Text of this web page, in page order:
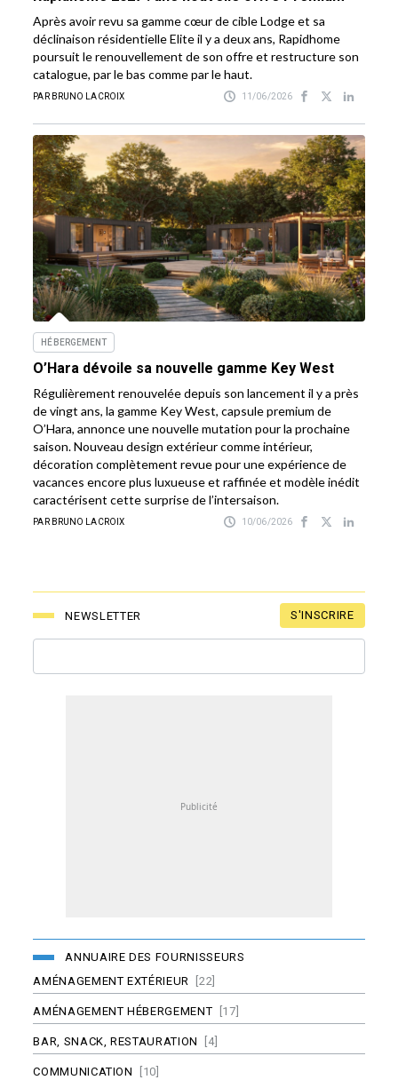
Après avoir revu sa gamme cœur de cible Lodge et sa
déclinaison résidentielle Elite il y a deux ans, Rapidhome
poursuit le renouvellement de son offre et restructure son
catalogue, par le bas comme par le haut.
PAR BRUNO LACROIX 11/06/2026
HÉBERGEMENT
O’Hara dévoile sa nouvelle gamme Key West
Régulièrement renouvelée depuis son lancement il y a près
de vingt ans, la gamme Key West, capsule premium de
O’Hara, annonce une nouvelle mutation pour la prochaine
saison. Nouveau design extérieur comme intérieur,
décoration complètement revue pour une expérience de
vacances encore plus luxueuse et raffinée et modèle inédit
caractérisent cette surprise de l’intersaison.
PAR BRUNO LACROIX 10/06/2026
NEWSLETTER S'INSCRIRE
ANNUAIRE DES FOURNISSEURS
AMÉNAGEMENT EXTÉRIEUR [22]
AMÉNAGEMENT HÉBERGEMENT [17]
BAR, SNACK, RESTAURATION [4]
COMMUNICATION [10]